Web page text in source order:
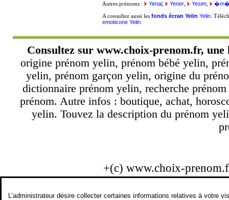
Autres prénoms : Yenal Yener, Yesim,
A consultez aussi les fonds écran Yelin Yelin.
emoticone Yelin.
Consultez sur www.choix-prenom.fr, une
origine prénom yelin, prénom bébé yelin,
yelin, prénom garçon yelin, origine du
dictionnaire prénom yelin, recherche
prénom. Autre infos : boutique, achat,
yelin. Touvez la description du prénom
+(c) www.choix-
L’administrateur désire collecter certaines informations relatives à votre